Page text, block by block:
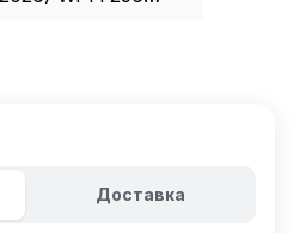
Доставка